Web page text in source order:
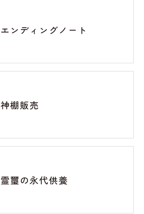
エンディングノート
神棚販売
霊璽の永代供養